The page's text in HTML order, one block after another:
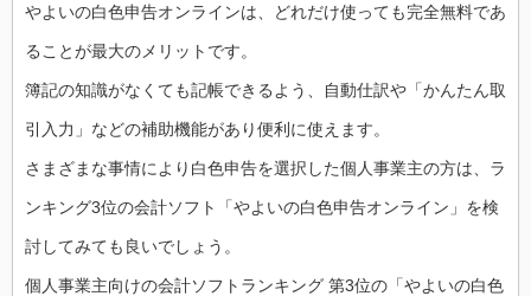
やよいの白色申告オンラインは、どれだけ使っても完全無料であ
ることが最大のメリットです。
簿記の知識がなくても記帳できるよう、自動仕訳や「かんたん取
引入力」などの補助機能があり便利に使えます。
さまざまな事情により白色申告を選択した個人事業主の方は、ラ
ンキング3位の会計ソフト「やよいの白色申告オンライン」を検
討してみても良いでしょう。
個人事業主向けの会計ソフトランキング 第3位の「やよいの白色